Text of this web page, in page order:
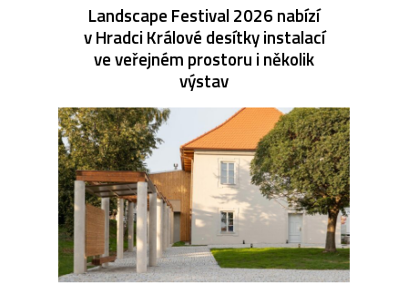
Landscape Festival 2026 nabízí
v Hradci Králové desítky instalací
ve veřejném prostoru i několik
výstav